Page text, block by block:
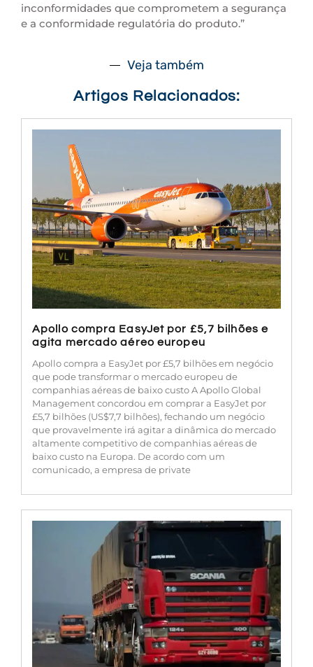
inconformidades que comprometem a segurança
e a conformidade regulatória do produto.”
Veja também
Artigos Relacionados:
Apollo compra EasyJet por £5,7 bilhões e
agita mercado aéreo europeu
Apollo compra a EasyJet por £5,7 bilhões em negócio
que pode transformar o mercado europeu de
companhias aéreas de baixo custo A Apollo Global
Management concordou em comprar a EasyJet por
£5,7 bilhões (US$7,7 bilhões), fechando um negócio
que provavelmente irá agitar a dinâmica do mercado
altamente competitivo de companhias aéreas de
baixo custo na Europa. De acordo com um
comunicado, a empresa de private